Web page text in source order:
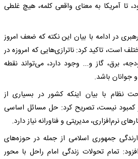
تا آمریکا به معنای واقعی کلمه، هیچ غلطی
در ادامه با بیان این نکته که ضعف امروز
است، تاکید کرد: ناترازی‌هایی که امروزه در
برق، گاز و... وجود دارد، می‌تواند نقطه
جوانان باشد.
با بیان اینکه کشور در بسیاری از
نیست، تصریح کرد: حل مسائل اساسی
نرم‌افزاری، مدیریتی و فناورانه نیاز دارد.
جمهوری اسلامی از جمله در حوزه‌های
تمام تحولات زندگی امام راحل با محور